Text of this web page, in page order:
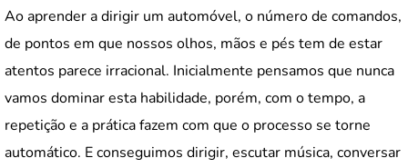
Ao aprender a dirigir um automóvel, o número de comandos,
de pontos em que nossos olhos, mãos e pés tem de estar
atentos parece irracional. Inicialmente pensamos que nunca
vamos dominar esta habilidade, porém, com o tempo, a
repetição e a prática fazem com que o processo se torne
automático. E conseguimos dirigir, escutar música, conversar